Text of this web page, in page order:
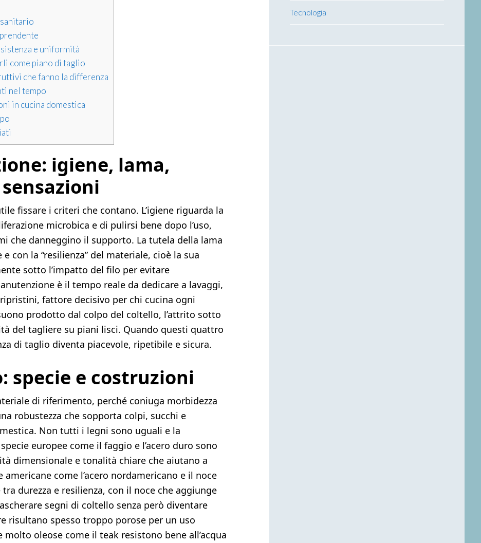
e uniformità
come piano di taglio
che fanno la differenza
nel tempo
in cucina domestica
igiene, lama,
fissare i criteri che contano. L’igiene riguarda la
microbica e di pulirsi bene dopo l’uso,
che danneggino il supporto. La tutela della lama
con la “resilienza” del materiale, cioè la sua
sotto l’impatto del filo per evitare
è il tempo reale da dedicare a lavaggi,
fattore decisivo per chi cucina ogni
prodotto dal colpo del coltello, l’attrito sotto
del tagliere su piani lisci. Quando questi quattro
di taglio diventa piacevole, ripetibile e sicura.
specie e costruzioni
di riferimento, perché coniuga morbidezza
robustezza che sopporta colpi, succhi e
Non tutti i legni sono uguali e la
europee come il faggio e l’acero duro sono
dimensionale e tonalità chiare che aiutano a
americane come l’acero nordamericano e il noce
durezza e resilienza, con il noce che aggiunge
segni di coltello senza però diventare
risultano spesso troppo porose per un uso
oleose come il teak resistono bene all’acqua
Tecnologia